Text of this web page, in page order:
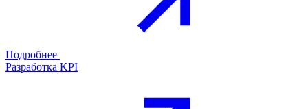
Подробнее
Разработка KPI